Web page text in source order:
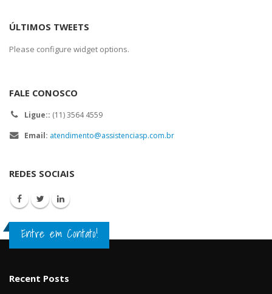
ÚLTIMOS TWEETS
Please configure widget options.
FALE CONOSCO
Ligue:: (11) 3564 4559
Email: atendimento@assistenciasp.com.br
REDES SOCIAIS
Entre em Contato!
Recent Posts